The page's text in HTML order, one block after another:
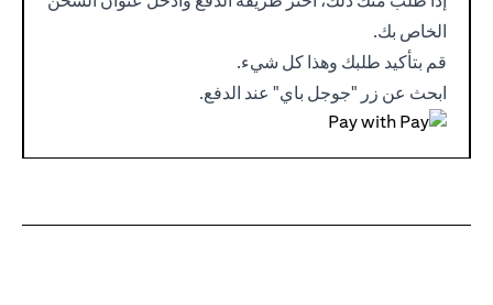
الخاص بك.
قم بتأكيد طلبك وهذا كل شيء.
ابحث عن زر "جوجل باي" عند الدفع.